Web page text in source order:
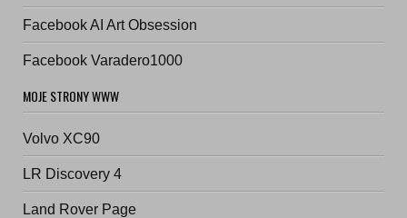
Facebook AI Art Obsession
Facebook Varadero1000
MOJE STRONY WWW
Volvo XC90
LR Discovery 4
Land Rover Page